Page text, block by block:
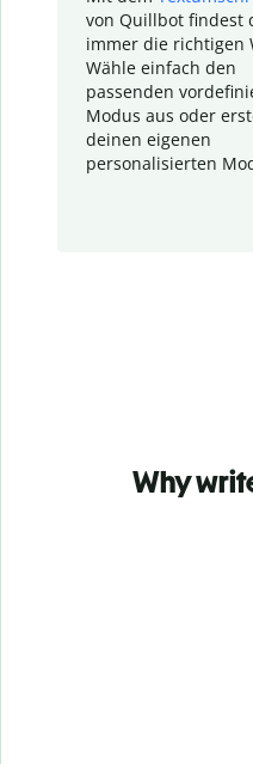
von Quillbot findest
immer die richtigen
Wähle einfach den
passenden
Modus aus oder
deinen eigenen
personalisierten
Why